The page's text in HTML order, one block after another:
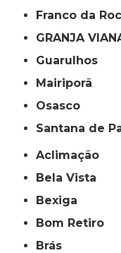
Franco da
GRANJA
Guarulhos
Mairiporã
Osasco
Santana de
Aclimação
Bela Vista
Bexiga
Bom Retiro
Brás